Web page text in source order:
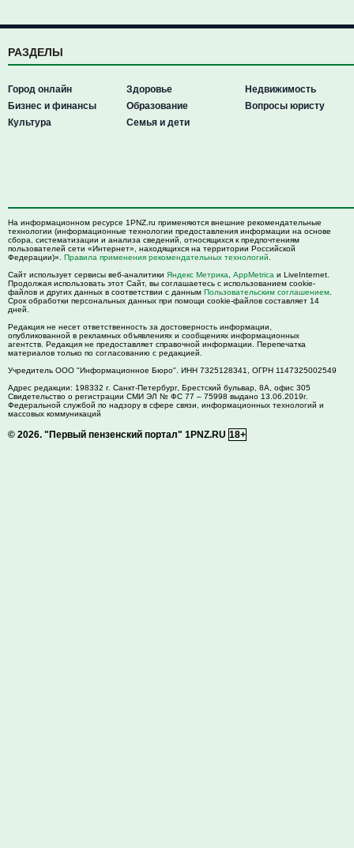
РАЗДЕЛЫ
Город онлайн
Бизнес и финансы
Культура
Здоровье
Образование
Семья и дети
Недвижимость
Вопросы юристу
На информационном ресурсе 1PNZ.ru применяются внешние рекомендательные
технологии (информационные технологии предоставления информации на основе
сбора, систематизации и анализа сведений, относящихся к предпочтениям
пользователей сети «Интернет», находящихся на территории Российской
Федерации)». Правила применения рекомендательных технологий
Сайт использует сервисы веб-аналитики Яндекс Метрика AppMetrica и LiveInternet.
Продолжая использовать этот Сайт, вы соглашаетесь с использованием cookie-
файлов и других данных в соответствии с данным Пользовательским соглашением
Срок обработки персональных данных при помощи cookie-файлов составляет 14
дней.
Редакция не несет ответственность за достоверность информации,
опубликованной в рекламных объявлениях и сообщениях информационных
агентств. Редакция не предоставляет справочной информации. Перепечатка
материалов только по согласованию с редакцией.
Учредитель ООО "Информационное Бюро". ИНН 7325128341, ОГРН 1147325002549
Адрес редакции: 198332 г. Санкт-Петербург, Брестский бульвар, 8А, офис 305
Свидетельство о регистрации СМИ ЭЛ № ФС 77 – 75998 выдано 13.06.2019г.
Федеральной службой по надзору в сфере связи, информационных технологий и
массовых коммуникаций
© 2026. "Первый пензенский портал" 1PNZ.RU 18+